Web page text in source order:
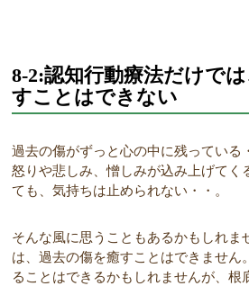
8-2:認知行動療法だけで
すことはできない
過去の傷がずっと心の中に残っている
怒りや悲しみ、憎しみが込み上げてく
ても、気持ちは止められない・・。
そんな風に思うこともあるかもしれま
は、過去の傷を癒すことはできません
ることはできるかもしれませんが、根